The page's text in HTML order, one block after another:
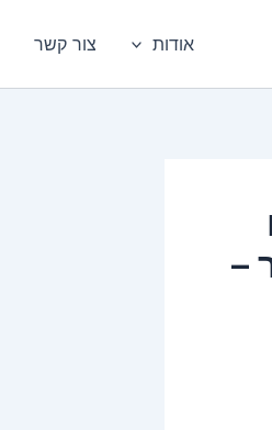
אודות צור קשר
–